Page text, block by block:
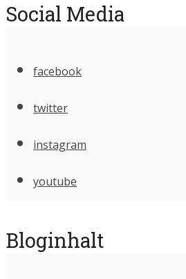
Social Media
facebook
twitter
instagram
youtube
Bloginhalt